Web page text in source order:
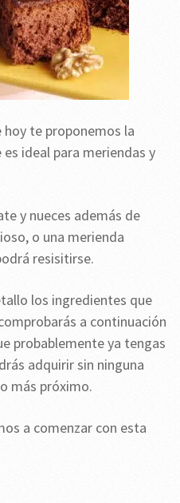
hoy te proponemos la
ideal para meriendas y
y nueces además de
o una merienda
resisitirse.
los ingredientes que
a continuación
probablemente ya tengas
adquirir sin ninguna
más próximo.
a comenzar con esta